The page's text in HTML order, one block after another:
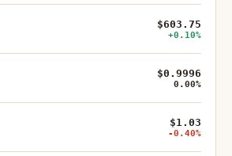
$603.75
+0.10%
$0.9996
0.00%
$1.03
-0.40%